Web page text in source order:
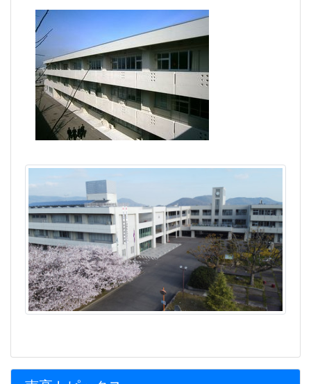
南高トピックス
高松南高校 高校見学及び
体験授業の実施について
関係者を対象として高校見学及び体験授業を開催しま